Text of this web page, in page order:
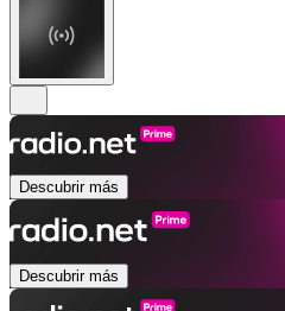
Descubrir más
Descubrir más